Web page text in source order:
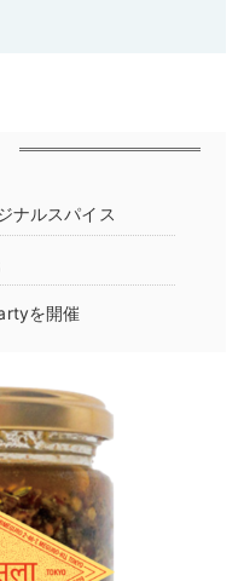
ナルスパイス
を開催